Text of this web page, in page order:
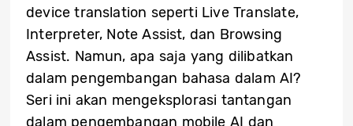
device translation seperti Live Translate,
Interpreter, Note Assist, dan Browsing
Assist. Namun, apa saja yang dilibatkan
dalam pengembangan bahasa dalam AI?
Seri ini akan mengeksplorasi tantangan
dalam pengembangan mobile AI dan